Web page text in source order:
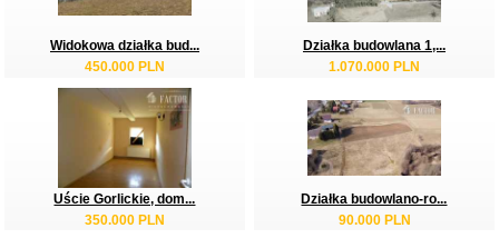
Widokowa działka bud...
450.000 PLN
Działka budowlana 1,...
1.070.000 PLN
Uście Gorlickie, dom...
350.000 PLN
Działka budowlano-ro...
90.000 PLN